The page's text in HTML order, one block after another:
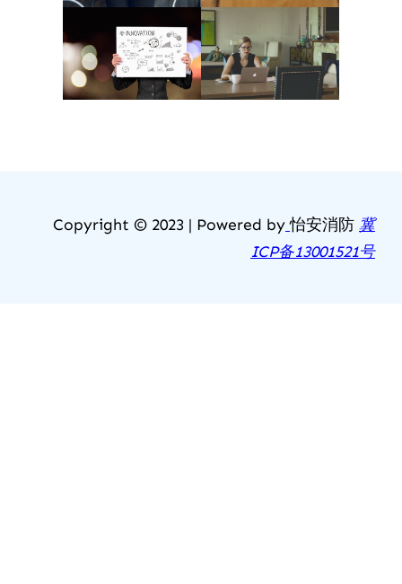
Copyright © 2023 | Powered by 怡安消防 冀
ICP备13001521号